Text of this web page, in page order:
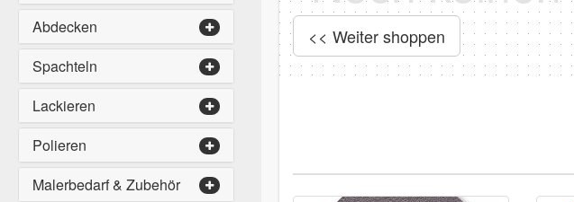
Abdecken
Spachteln
Lackieren
Polieren
Malerbedarf & Zubehör
<< Weiter shoppen